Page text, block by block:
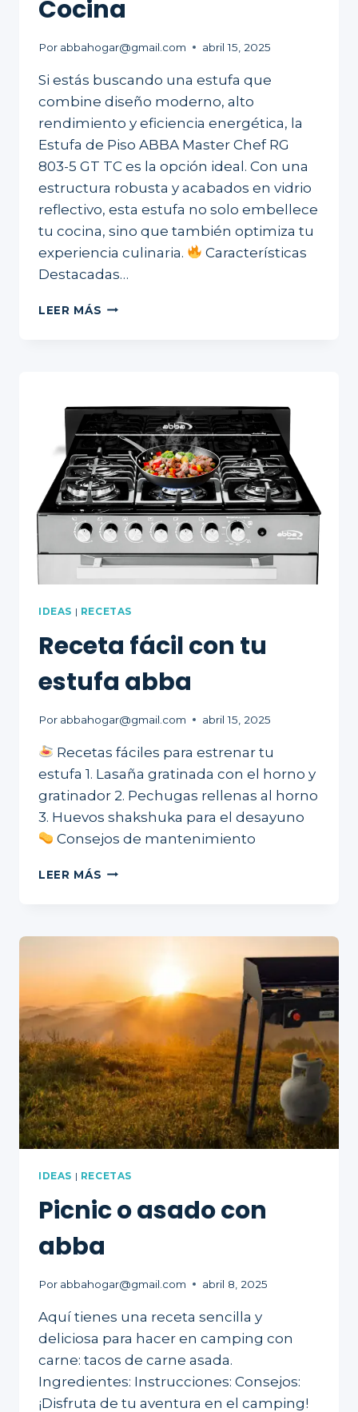
Cocina
Por abbahogar@gmail.com abril 15, 2025
Si estás buscando una estufa que
combine diseño moderno, alto
rendimiento y eficiencia energética, la
Estufa de Piso ABBA Master Chef RG
803-5 GT TC es la opción ideal. Con una
estructura robusta y acabados en vidrio
reflectivo, esta estufa no solo embellece
tu cocina, sino que también optimiza tu
experiencia culinaria.
Características
Destacadas…
LEER MÁS POTENCIA,
COCINA
IDEAS | RECETAS
Receta fácil con tu
estufa abba
Por abbahogar@gmail.com abril 15, 2025
Recetas fáciles para estrenar tu
estufa 1. Lasaña gratinada con el horno y
gratinador 2. Pechugas rellenas al horno
3. Huevos shakshuka para el desayuno
Consejos de mantenimiento
LEER MÁS RECETA
ESTUFA
IDEAS | RECETAS
Picnic o asado con
abba
Por abbahogar@gmail.com abril 8, 2025
Aquí tienes una receta sencilla y
deliciosa para hacer en camping con
carne: tacos de carne asada.
Ingredientes: Instrucciones: Consejos:
¡Disfruta de tu aventura en el camping!